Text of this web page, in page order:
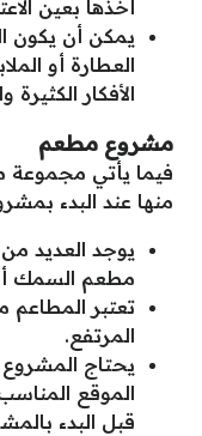
أخذها بعين
يمكن أن يكون
العطارة أو
الأفكار الكثيرة
مشروع مطعم
فيما يأتي مجموعة
منها عند البدء
يوجد العديد من
مطعم السمك أو
تعتبر المطاعم
المرتفع.
يحتاج
الموقع
قبل البدء